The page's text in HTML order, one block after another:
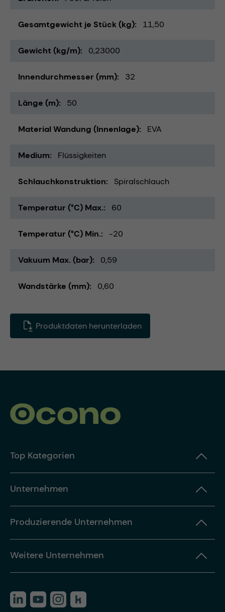
Gesamtgewicht je Stück (kg) 11,50
Gewicht (kg/m) 0,23000
Innendurchmesser (mm) 32
Länge (m) 50
Material Wandung (Innenlage) EVA
Medium Flüssigkeiten
Schlauchkonstruktion Spiralschlauch
Temperatur (°C) Max. 60
Temperatur (°C) Min. -20
Vakuum Max. (bar) 0,59
Wandstärke (mm) 0,60
Produktdaten herunterladen
Top Kategorien
Unternehmen
Produzierende Unternehmen
Weitere Unternehmen